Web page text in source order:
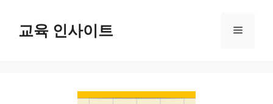
교육 인사이트 메